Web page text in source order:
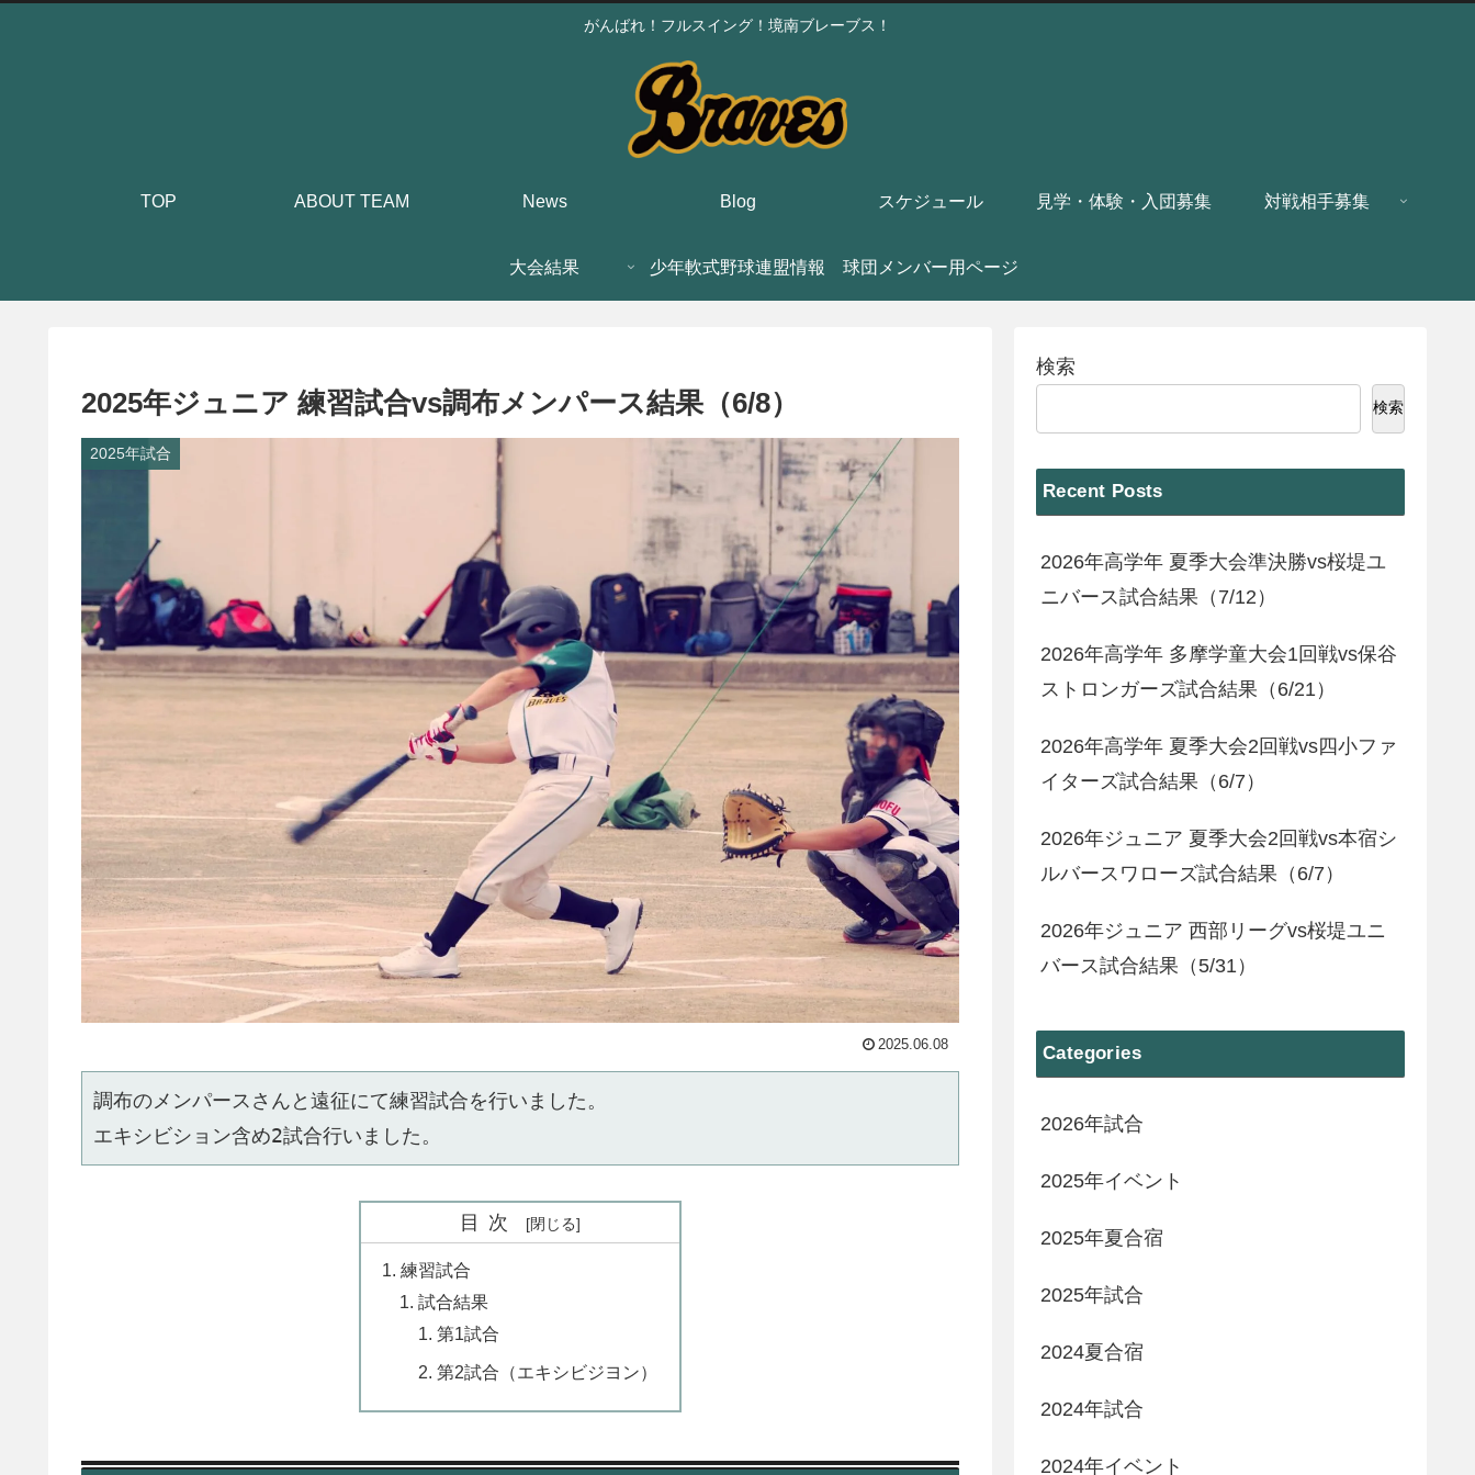
がんばれ！フルスイング！境南ブレーブス！
TOP ABOUT TEAM News Blog スケジュール 見学・体験・入団募集 対戦相手募集
大会結果 少年軟式野球連盟情報 球団メンバー用ページ
2025年ジュニア 練習試合vs調布メンパース結果（6/8）
2025年試合
2025.06.08
調布のメンパースさんと遠征にて練習試合を行いました。
エキシビション含め2試合行いました。
目次
練習試合
試合結果
第1試合
第2試合（エキシビジヨン）
検索
検索
Recent Posts
2026年高学年 夏季大会準決勝vs桜堤ユ
ニバース試合結果（7/12）
2026年高学年 多摩学童大会1回戦vs保谷
ストロンガーズ試合結果（6/21）
2026年高学年 夏季大会2回戦vs四小ファ
イターズ試合結果（6/7）
2026年ジュニア 夏季大会2回戦vs本宿シ
ルバースワローズ試合結果（6/7）
2026年ジュニア 西部リーグvs桜堤ユニ
バース試合結果（5/31）
Categories
2026年試合
2025年イベント
2025年夏合宿
2025年試合
2024夏合宿
2024年試合
2024年イベント